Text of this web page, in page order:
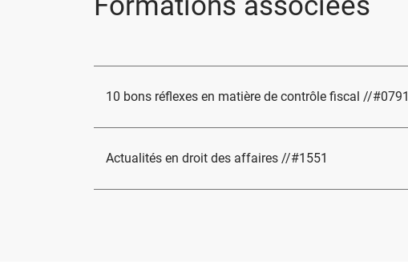
10 bons réflexes en matière de contrôle fiscal //#0791
Actualités en droit des affaires //#1551